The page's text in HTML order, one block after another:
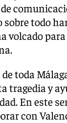
de
sobre todo
volcado
toda
tragedia y
En este
con